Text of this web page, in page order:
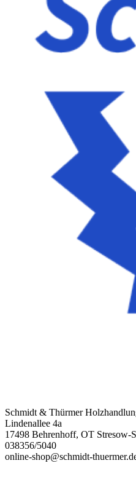
Schmidt & Thürmer
Lindenallee 4a
17498 Behrenhoff, OT Stresow-
038356/5040
online-shop@schmidt-